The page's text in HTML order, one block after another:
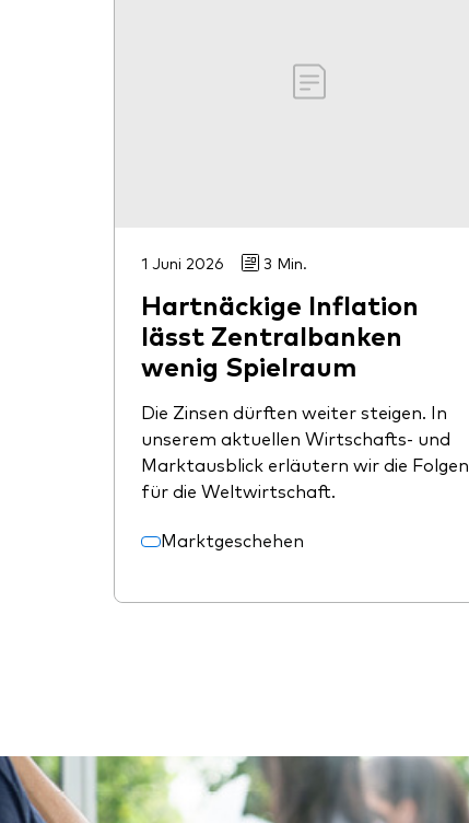
1 Juni 2026 3 Min.
Hartnäckige Inflation
lässt Zentralbanken
wenig Spielraum
Die Zinsen dürften weiter steigen. In
unserem aktuellen Wirtschafts- und
Marktausblick erläutern wir die Folgen
für die Weltwirtschaft.
Marktgeschehen